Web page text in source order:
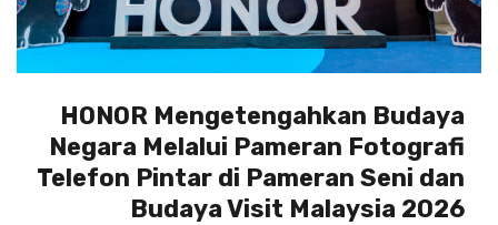
HONOR Mengetengahkan Budaya
Negara Melalui Pameran Fotografi
Telefon Pintar di Pameran Seni dan
Budaya Visit Malaysia 2026